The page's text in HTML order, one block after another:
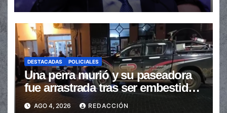
DESTACADAS POLICIALES
Una perra murió y su paseadora
fue arrastrada tras ser embestidas
en la senda peatonal
AGO 4, 2026 REDACCIÓN